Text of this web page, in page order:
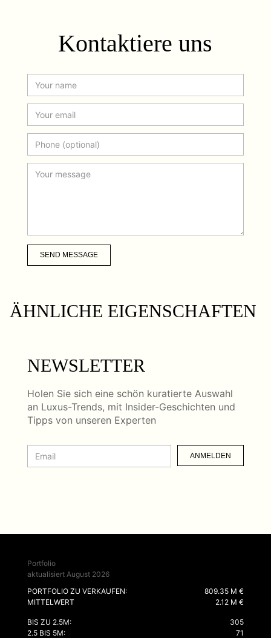
Kontaktiere uns
SEND MESSAGE
ÄHNLICHE EIGENSCHAFTEN
NEWSLETTER
Holen Sie sich eine schön kuratierte Auswahl
an Luxus-Trends, mit Insider-Geschichten und
Tipps von unseren Experten
ANMELDEN
Portfolio
aktualisiert August 2026
PORTFOLIO ZU VERKAUFEN:
809.35 M €
MITTELWERT
2.12 M €
BIS ZU 2.5M:
305
2.5 BIS 5M:
71